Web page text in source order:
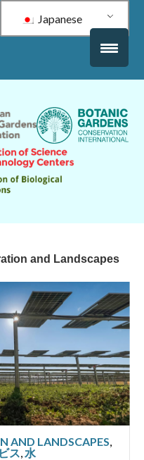
Japanese
and Landscapes
AND LANDSCAPES,
ス, 水